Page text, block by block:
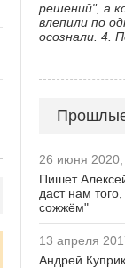
решений", а
влепили по
осознали. 4.
26 июня
Пишет
даст нам
сожжём"
13 апреля
Андрей